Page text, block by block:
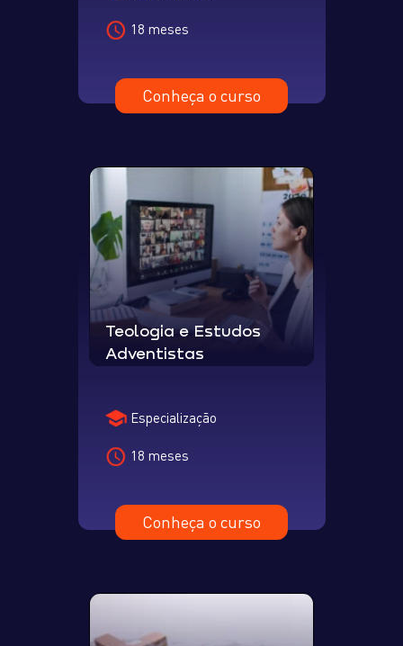
18 meses
Conheça o curso
Teologia e Estudos
Adventistas
Especialização
18 meses
Conheça o curso